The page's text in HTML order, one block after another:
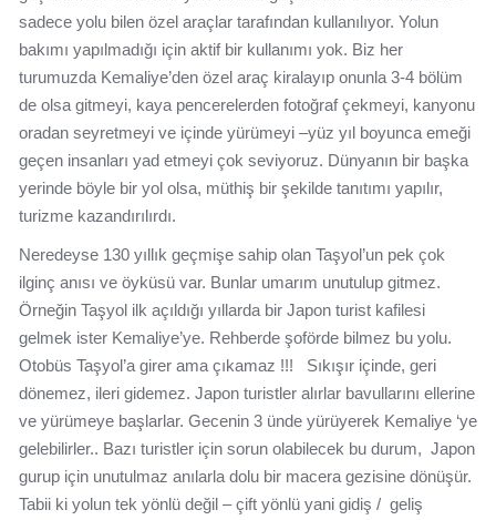
sadece yolu bilen özel araçlar tarafından kullanılıyor. Yolun
bakımı yapılmadığı için aktif bir kullanımı yok. Biz her
turumuzda Kemaliye’den özel araç kiralayıp onunla 3-4 bölüm
de olsa gitmeyi, kaya pencerelerden fotoğraf çekmeyi, kanyonu
oradan seyretmeyi ve içinde yürümeyi –yüz yıl boyunca emeği
geçen insanları yad etmeyi çok seviyoruz. Dünyanın bir başka
yerinde böyle bir yol olsa, müthiş bir şekilde tanıtımı yapılır,
turizme kazandırılırdı.
Neredeyse 130 yıllık geçmişe sahip olan Taşyol’un pek çok
ilginç anısı ve öyküsü var. Bunlar umarım unutulup gitmez.
Örneğin Taşyol ilk açıldığı yıllarda bir Japon turist kafilesi
gelmek ister Kemaliye’ye. Rehberde şoförde bilmez bu yolu.
Otobüs Taşyol’a girer ama çıkamaz !!! Sıkışır içinde, geri
dönemez, ileri gidemez. Japon turistler alırlar bavullarını ellerine
ve yürümeye başlarlar. Gecenin 3 ünde yürüyerek Kemaliye ‘ye
gelebilirler.. Bazı turistler için sorun olabilecek bu durum, Japon
gurup için unutulmaz anılarla dolu bir macera gezisine dönüşür.
Tabii ki yolun tek yönlü değil – çift yönlü yani gidiş / geliş